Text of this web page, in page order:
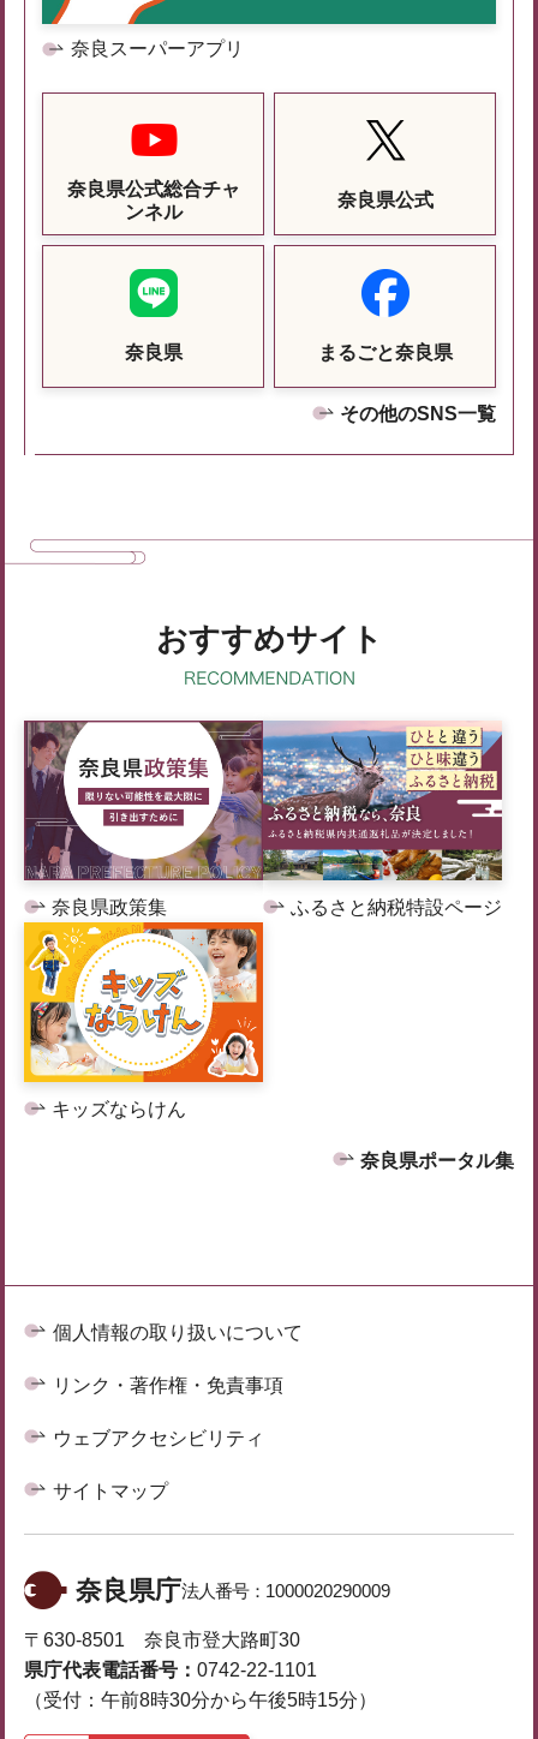
奈良スーパーアプリ
奈良県公式総合チャ
ンネル
奈良県公式
奈良県 まるごと奈良県
その他のSNS一覧
おすすめサイト
奈良県政策集 ふるさと納税特設ページ
キッズならけん
奈良県ポータル集
個人情報の取り扱いについて
リンク・著作権・免責事項
ウェブアクセシビリティ
サイトマップ
奈良県庁法人番号： 1000020290009
〒630-8501 奈良市登大路町30
県庁代表電話番号： 0742-22-1101
（受付：午前8時30分から午後5時15分）